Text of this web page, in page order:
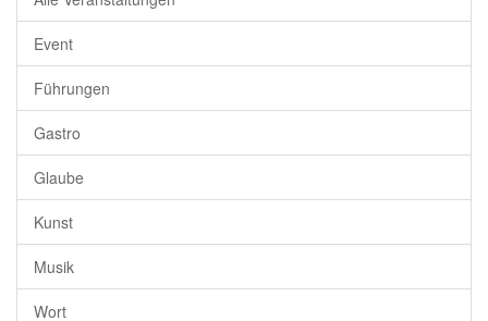
Veranstaltungen
Das Maxhaus
Vermietung
Gastronomie
Downloads
Freundeskreis
Event
Führungen
Gastro
Glaube
Kunst
Musik
Wort